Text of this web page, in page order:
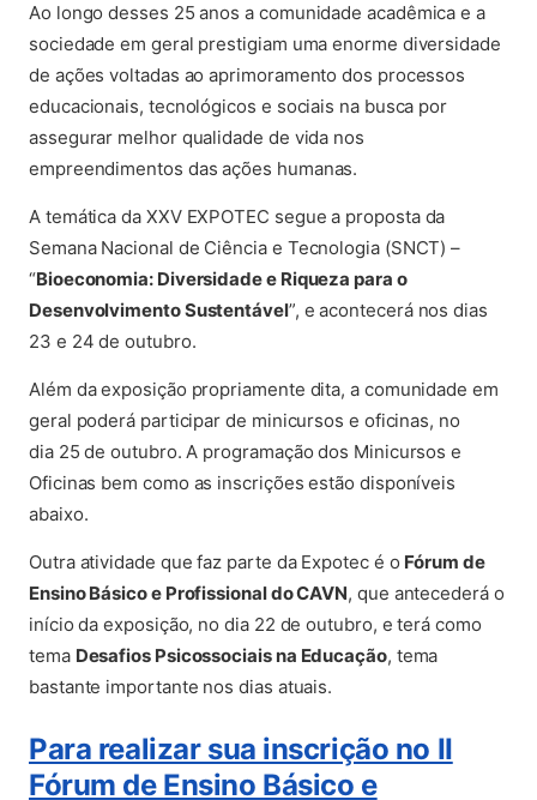
Ao longo desses 25 anos a comunidade acadêmica e a
sociedade em geral prestigiam uma enorme diversidade
de ações voltadas ao aprimoramento dos processos
educacionais, tecnológicos e sociais na busca por
assegurar melhor qualidade de vida nos
empreendimentos das ações humanas.
A temática da XXV EXPOTEC segue a proposta da
Semana Nacional de Ciência e Tecnologia (SNCT) –
“Bioeconomia: Diversidade e Riqueza para o
Desenvolvimento Sustentável”, e acontecerá nos dias
23 e 24 de outubro.
Além da exposição propriamente dita, a comunidade em
geral poderá participar de minicursos e oficinas, no
dia 25 de outubro. A programação dos Minicursos e
Oficinas bem como as inscrições estão disponíveis
abaixo.
Outra atividade que faz parte da Expotec é o Fórum de
Ensino Básico e Profissional do CAVN, que antecederá o
início da exposição, no dia 22 de outubro, e terá como
tema Desafios Psicossociais na Educação, tema
bastante importante nos dias atuais.
Para realizar sua inscrição no II
Fórum de Ensino Básico e